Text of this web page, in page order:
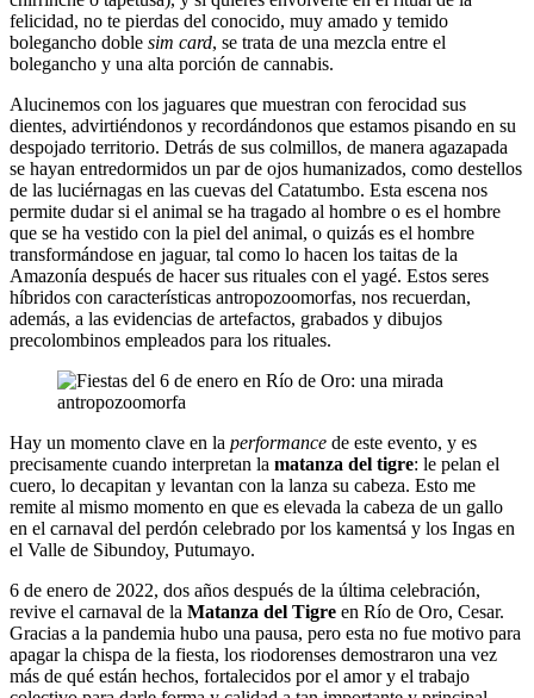
felicidad, no te pierdas del conocido, muy amado y temido
bolegancho doble sim card, se trata de una mezcla entre el
bolegancho y una alta porción de cannabis.
Alucinemos con los jaguares que muestran con ferocidad sus
dientes, advirtiéndonos y recordándonos que estamos pisando en su
despojado territorio. Detrás de sus colmillos, de manera agazapada
se hayan entredormidos un par de ojos humanizados, como destellos
de las luciérnagas en las cuevas del Catatumbo. Esta escena nos
permite dudar si el animal se ha tragado al hombre o es el hombre
que se ha vestido con la piel del animal, o quizás es el hombre
transformándose en jaguar, tal como lo hacen los taitas de la
Amazonía después de hacer sus rituales con el yagé. Estos seres
híbridos con características antropozoomorfas, nos recuerdan,
además, a las evidencias de artefactos, grabados y dibujos
precolombinos empleados para los rituales.
Hay un momento clave en la performance de este evento, y es
precisamente cuando interpretan la matanza del tigre: le pelan el
cuero, lo decapitan y levantan con la lanza su cabeza. Esto me
remite al mismo momento en que es elevada la cabeza de un gallo
en el carnaval del perdón celebrado por los kamentsá y los Ingas en
el Valle de Sibundoy, Putumayo.
6 de enero de 2022, dos años después de la última celebración,
revive el carnaval de la Matanza del Tigre en Río de Oro, Cesar.
Gracias a la pandemia hubo una pausa, pero esta no fue motivo para
apagar la chispa de la fiesta, los riodorenses demostraron una vez
más de qué están hechos, fortalecidos por el amor y el trabajo